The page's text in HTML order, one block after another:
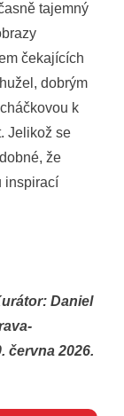
tajemný
čekajících
dobrým
k
Jelikož se
že
inspirací
Daniel
června 2026.